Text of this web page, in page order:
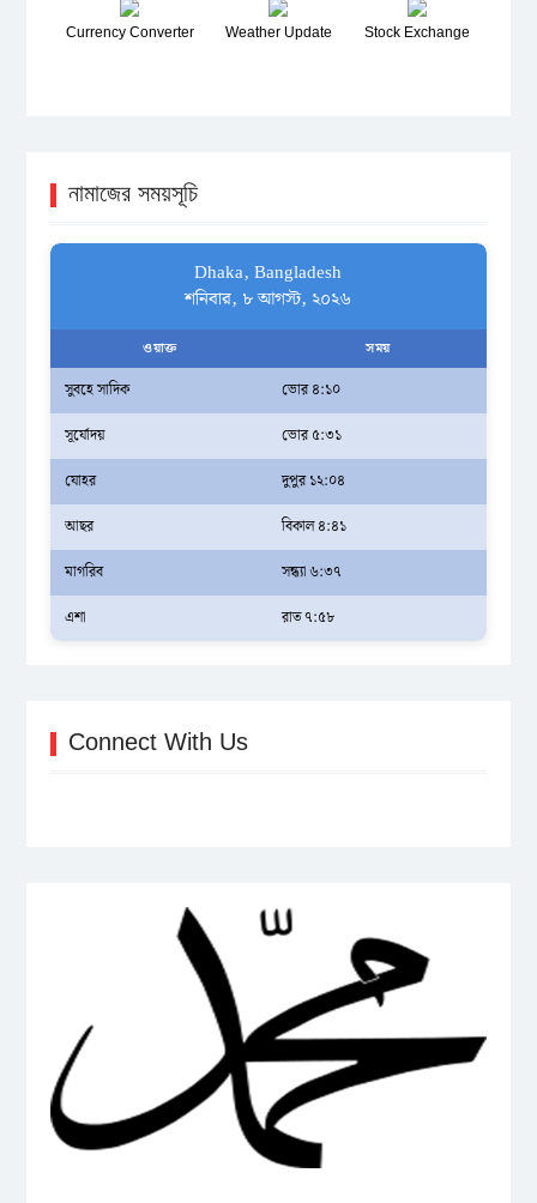
Currency Converter Weather Update Stock Exchange
নামাজের সময়সূচি
Dhaka, Bangladesh
শনিবার, ৮ আগস্ট, ২০২৬
ওয়াক্ত সময়
সুবহে সাদিক
ভোর ৪:১০
সূর্যোদয়
ভোর ৫:৩১
যোহর
দুপুর ১২:০৪
আছর
বিকাল ৪:৪১
মাগরিব
সন্ধ্যা ৬:৩৭
এশা
রাত ৭:৫৮
Connect With Us